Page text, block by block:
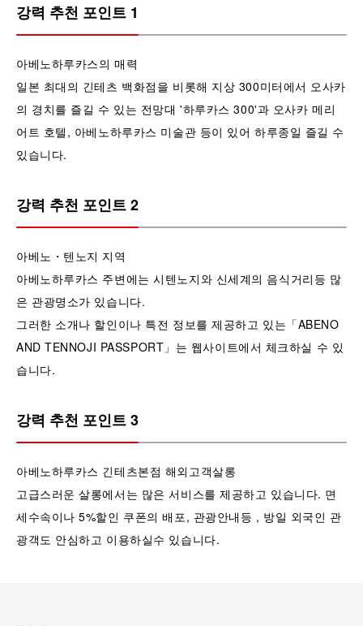
강력 추천 포인트 1
아베노하루카스의 매력
일본 최대의 긴테츠 백화점을 비롯해 지상 300미터에서 오사카
의 경치를 즐길 수 있는 전망대 '하루카스 300'과 오사카 메리
어트 호텔, 아베노하루카스 미술관 등이 있어 하루종일 즐길 수
있습니다.
강력 추천 포인트 2
아베노・텐노지 지역
아베노하루카스 주변에는 시텐노지와 신세계의 음식거리등 많
은 관광명소가 있습니다.
그러한 소개나 할인이나 특전 정보를 제공하고 있는「ABENO
AND TENNOJI PASSPORT」는 웹사이트에서 체크하실 수 있
습니다.
강력 추천 포인트 3
아베노하루카스 긴테츠본점 해외고객살롱
고급스러운 살롱에서는 많은 서비스를 제공하고 있습니다. 면
세수속이나 5%할인 쿠폰의 배포, 관광안내등 , 방일 외국인 관
광객도 안심하고 이용하실수 있습니다.